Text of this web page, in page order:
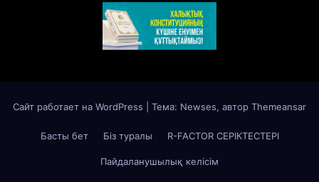
Сайт работает на WordPress Тема: Newses, автор Themeansar
Басты бет Біз туралы R-FACTOR СЕРІКТЕСТЕРІ
Пайдаланушылық келісім